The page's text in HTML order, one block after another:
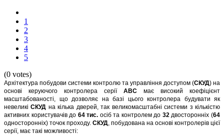
1
2
3
4
5
(0 votes)
Архітектура побудови системи контролю та управління доступом (СКУД) на
основі керуючого контролера серії АВС має високий коефіцієнт
масштабованості, що дозволяє на базі цього контролера будувати як
невеликіСКУД на кілька дверей, так великомасштабні системи з кількістю
активних користувачів до 64 тис. осіб та контролем до 32двосторонніх (64
односторонніх) точок проходу. СКУД, побудована на основі контролерів цієї
серії, має такі можливості: